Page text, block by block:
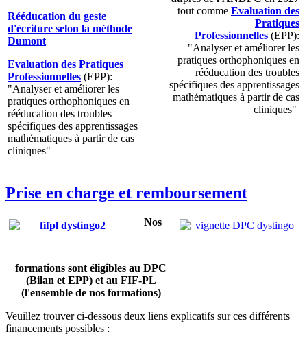
Rééducation du geste
d'écriture selon la méthode
Dumont
Evaluation des Pratiques
Professionnelles (EPP):
"Analyser et améliorer les
pratiques orthophoniques en
rééducation des troubles
spécifiques des apprentissages
mathématiques à partir de cas
cliniques"
tout comme Evaluation des
Pratiques
Professionnelles (EPP):
"Analyser et améliorer les
pratiques orthophoniques en
rééducation des troubles
spécifiques des apprentissages
mathématiques à partir de cas
cliniques"
Prise en charge et remboursement
Nos
formations sont éligibles au DPC
(Bilan et EPP) et au FIF-PL
(l'ensemble de nos formations)
Veuillez trouver ci-dessous deux liens explicatifs sur ces différents
financements possibles :